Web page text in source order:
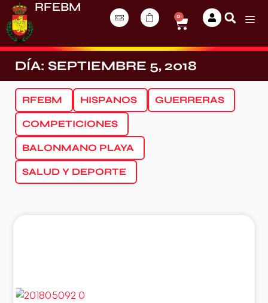
RFEBM
0
DÍA: SEPTIEMBRE 5, 2018
RFEBM HISPANOS GUERRERAS
COMPETICIONES
BALONMANO PLAYA
SALUD Y DEPORTE